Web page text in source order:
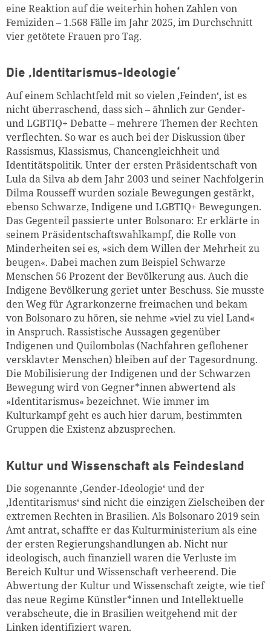
eine Reaktion auf die weiterhin hohen Zahlen von
Femiziden – 1.568 Fälle im Jahr 2025, im Durchschnitt
vier getötete Frauen pro Tag.
Die ‚Identitarismus-Ideologie‘
Auf einem Schlachtfeld mit so vielen ‚Feinden‘, ist es
nicht überraschend, dass sich – ähnlich zur Gender-
und LGBTIQ+ Debatte – mehrere Themen der Rechten
verflechten. So war es auch bei der Diskussion über
Rassismus, Klassismus, Chancengleichheit und
Identitätspolitik. Unter der ersten Präsidentschaft von
Lula da Silva ab dem Jahr 2003 und seiner Nachfolgerin
Dilma Rousseff wurden soziale Bewegungen gestärkt,
ebenso Schwarze, Indigene und LGBTIQ+ Bewegungen.
Das Gegenteil passierte unter Bolsonaro: Er erklärte in
seinem Präsidentschaftswahlkampf, die Rolle von
Minderheiten sei es, »sich dem Willen der Mehrheit zu
beugen«. Dabei machen zum Beispiel Schwarze
Menschen 56 Prozent der Bevölkerung aus. Auch die
Indigene Bevölkerung geriet unter Beschuss. Sie musste
den Weg für Agrarkonzerne freimachen und bekam
von Bolsonaro zu hören, sie nehme »viel zu viel Land«
in Anspruch. Rassistische Aussagen gegenüber
Indigenen und Quilombolas (Nachfahren geflohener
versklavter Menschen) bleiben auf der Tagesordnung.
Die Mobilisierung der Indigenen und der Schwarzen
Bewegung wird von Gegner*innen abwertend als
»Identitarismus« bezeichnet. Wie immer im
Kulturkampf geht es auch hier darum, bestimmten
Gruppen die Existenz abzusprechen.
Kultur und Wissenschaft als Feindesland
Die sogenannte ‚Gender-Ideologie‘ und der
‚Identitarismus‘ sind nicht die einzigen Zielscheiben der
extremen Rechten in Brasilien. Als Bolsonaro 2019 sein
Amt antrat, schaffte er das Kulturministerium als eine
der ersten Regierungshandlungen ab. Nicht nur
ideologisch, auch finanziell waren die Verluste im
Bereich Kultur und Wissenschaft verheerend. Die
Abwertung der Kultur und Wissenschaft zeigte, wie tief
das neue Regime Künstler*innen und Intellektuelle
verabscheute, die in Brasilien weitgehend mit der
Linken identifiziert waren.